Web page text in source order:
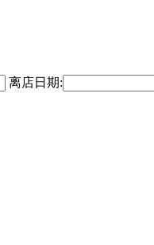
离店日期: